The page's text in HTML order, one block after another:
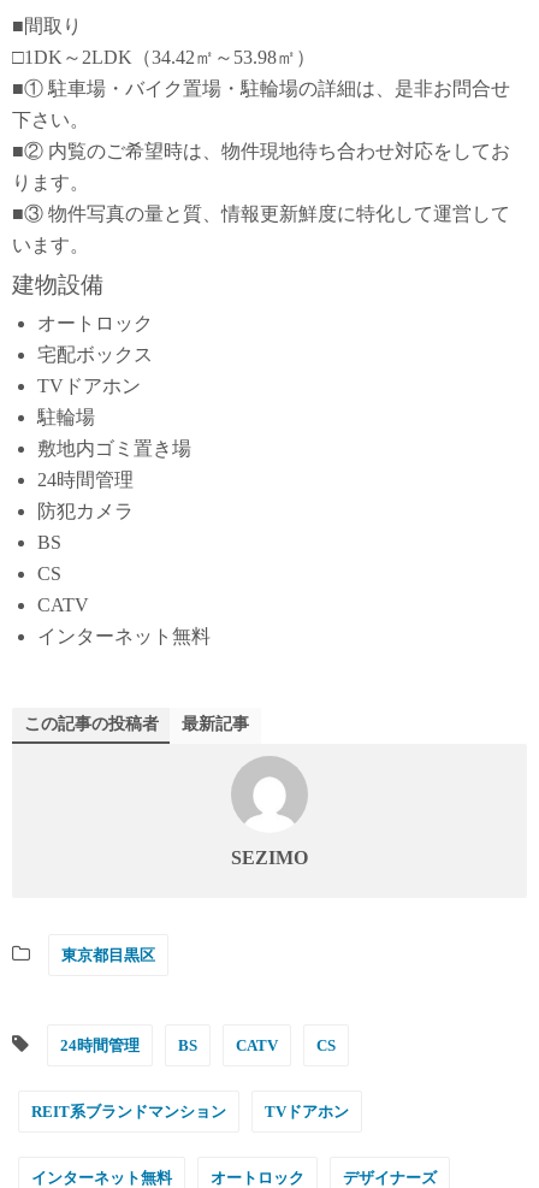
■間取り
□1DK～2LDK（34.42㎡～53.98㎡）
■① 駐車場・バイク置場・駐輪場の詳細は、是非お問合せ
下さい。
■② 内覧のご希望時は、物件現地待ち合わせ対応をしてお
ります。
■③ 物件写真の量と質、情報更新鮮度に特化して運営して
います。
建物設備
オートロック
宅配ボックス
TVドアホン
駐輪場
敷地内ゴミ置き場
24時間管理
防犯カメラ
BS
CS
CATV
インターネット無料
この記事の投稿者 最新記事
SEZIMO
東京都目黒区
24時間管理 BS CATV CS
REIT系ブランドマンション TVドアホン
インターネット無料 オートロック デザイナーズ